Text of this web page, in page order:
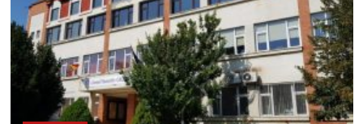
ZECE
de
la
Liceul
Teoretic
Callatis,
mesaj
EMOȚIONANT